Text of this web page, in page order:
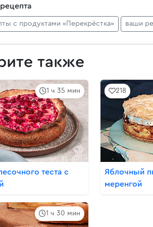
с продуктами «Перекрёстка» ваши
также
1 ч 35 мин
теста с
218
Яблочный
меренгой
1 ч 30 мин